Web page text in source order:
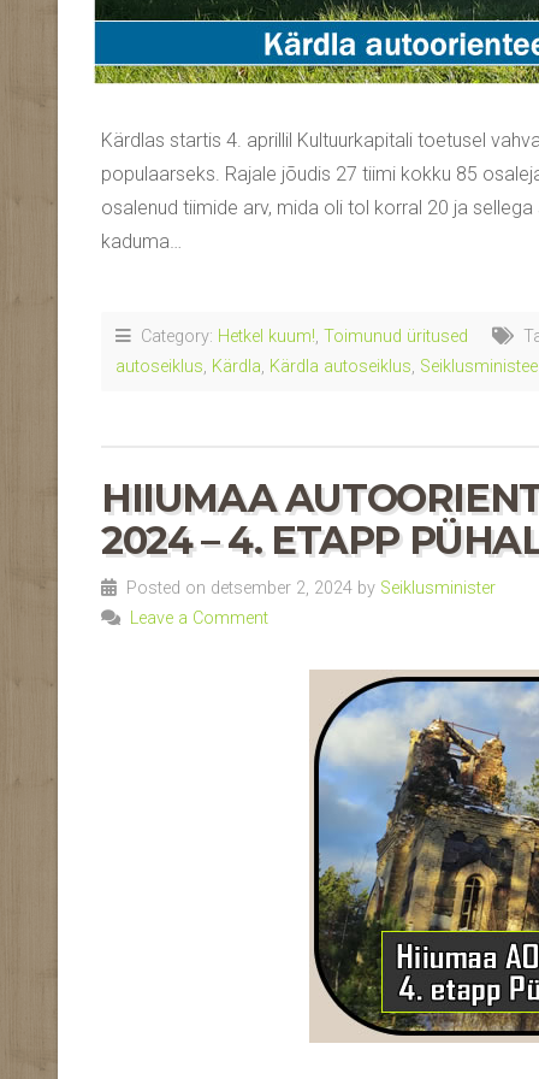
Kärdlas startis 4. aprillil Kultuurkapitali toetusel
populaarseks. Rajale jõudis 27 tiimi kokku 85
osalenud tiimide arv, mida oli tol korral 20 ja
kaduma…
Category: Hetkel kuum!, Toimunud üritused
autoseiklus, Kärdla, Kärdla autoseiklus,
HIIUMAA
2024 – 4. ETAPP
Posted on detsember 2, 2024 by Seiklusminister
Leave a Comment